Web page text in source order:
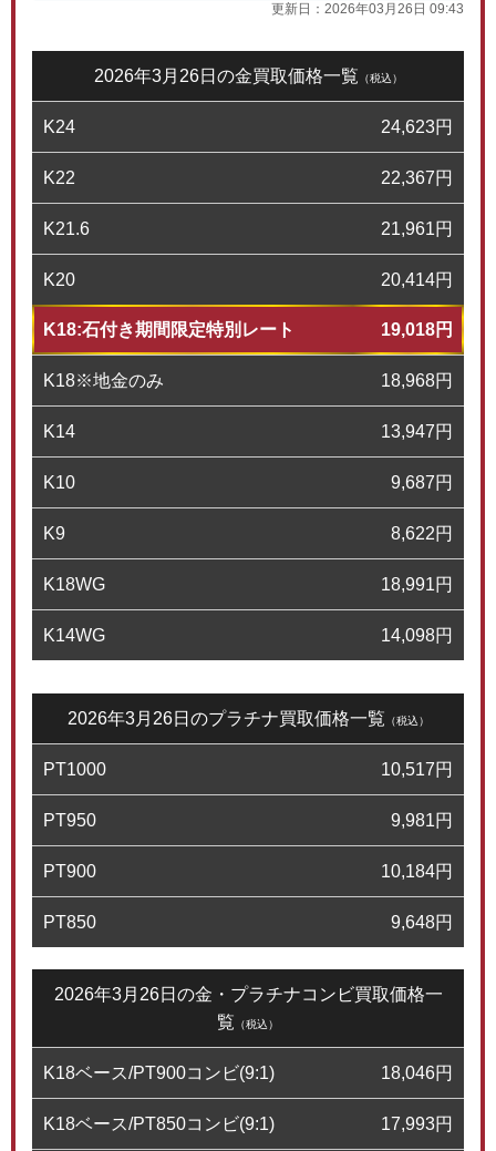
更新日： 2026年03月26日 09:43
2026年3月26日の金買取価格一覧 （税込）
K24 24,623円
K22 22,367円
K21.6 21,961円
K20 20,414円
K18:石付き期間限定特別レート 19,018円
K18※地金のみ 18,968円
K14 13,947円
K10 9,687円
K9 8,622円
K18WG 18,991円
K14WG 14,098円
2026年3月26日のプラチナ買取価格一覧 （税込）
PT1000 10,517円
PT950 9,981円
PT900 10,184円
PT850 9,648円
2026年3月26日の金・プラチナコンビ買取価格一
覧 （税込）
K18ベース/PT900コンビ(9:1) 18,046円
K18ベース/PT850コンビ(9:1) 17,993円